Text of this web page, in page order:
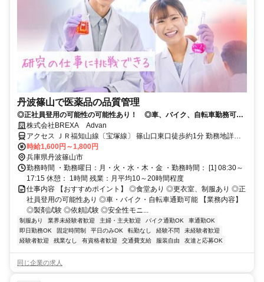
丹波篠山で医薬品の品質管理
◎正社員登用の可能性の可能性あり！ ◎車、バイク、自転車勤務可
能！株式会社BREXA Advan
アクセス ＪＲ福知山線〔宝塚線〕 篠山口東口徒歩約1分 勤務地詳
細：福知山線 篠山口駅（車20分 ※車・バイク・自転車勤務可能）
時給1,600円～1,800円
兵庫県丹波篠山市
勤務時間 ・勤務曜日：月・火・水・木・金 ・勤務時間： [1] 08:30～
17:15 休憩： 1時間 残業：月平均10～20時間程度
仕事内容 【おすすめポイント】 ◎食堂あり ◎更衣室、制服あり ◎正
社員登用の可能性あり ◎車・バイク・自転車通勤可能 【業務内容】
◎製剤試験 ◎依頼試験 ◎安全性モニ...
制服あり 業界未経験者歓迎 主婦・主夫歓迎 バイク通勤OK
車通勤OK
即日勤務OK
固定時間制 平日のみOK 転勤なし 経験不問
未経験者歓迎
経験者歓迎
残業なし 有資格者歓迎 交通費支給 服装自由 友達と応募OK
同じ企業の求人